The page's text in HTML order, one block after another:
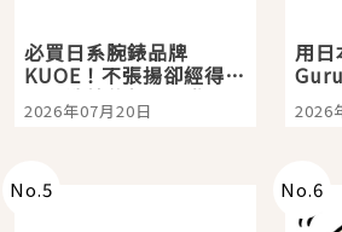
必買日系腕錶品牌
KUOE！不張揚卻經得起
時間洗鍊的經典之作五
選
2026年07月20日
用日
大
美食
2026
No.5 No.6